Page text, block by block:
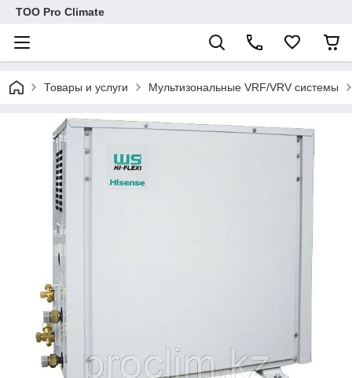
ТОО Pro Climate
Товары и услуги Мультизональные VRF/VRV системы